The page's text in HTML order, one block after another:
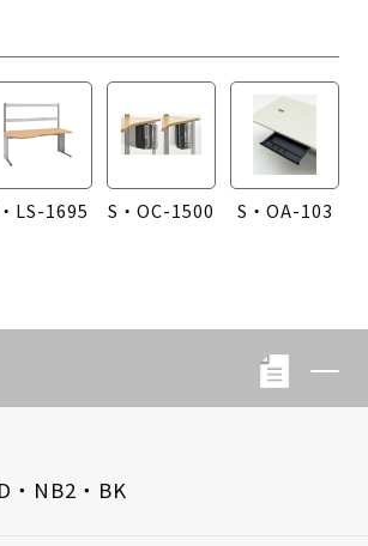
LS-1695 S・OC-1500 S・OA-103
・NB2・BK